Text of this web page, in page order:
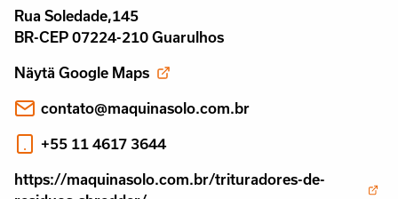
Rua Soledade,145
BR-CEP 07224-210 Guarulhos
Näytä Google Maps
contato@maquinasolo.com.br
+55 11 4617 3644
https://maquinasolo.com.br/trituradores-de-